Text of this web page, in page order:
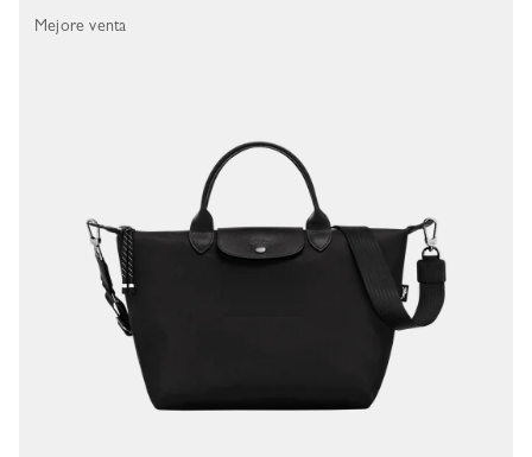
Mejore venta